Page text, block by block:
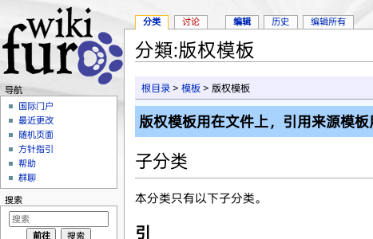
分類:版权模板
根目录 >模板 > 版权模板
版权模板用在文件上，引用来源模板
子分类
本分类只有以下子分类。
引
分类 讨论 编辑 历史 编辑所有
导航
国际门户
最近更改
随机页面
方针指引
帮助
群聊
搜索